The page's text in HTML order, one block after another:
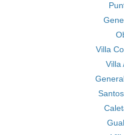
Villa
Villa